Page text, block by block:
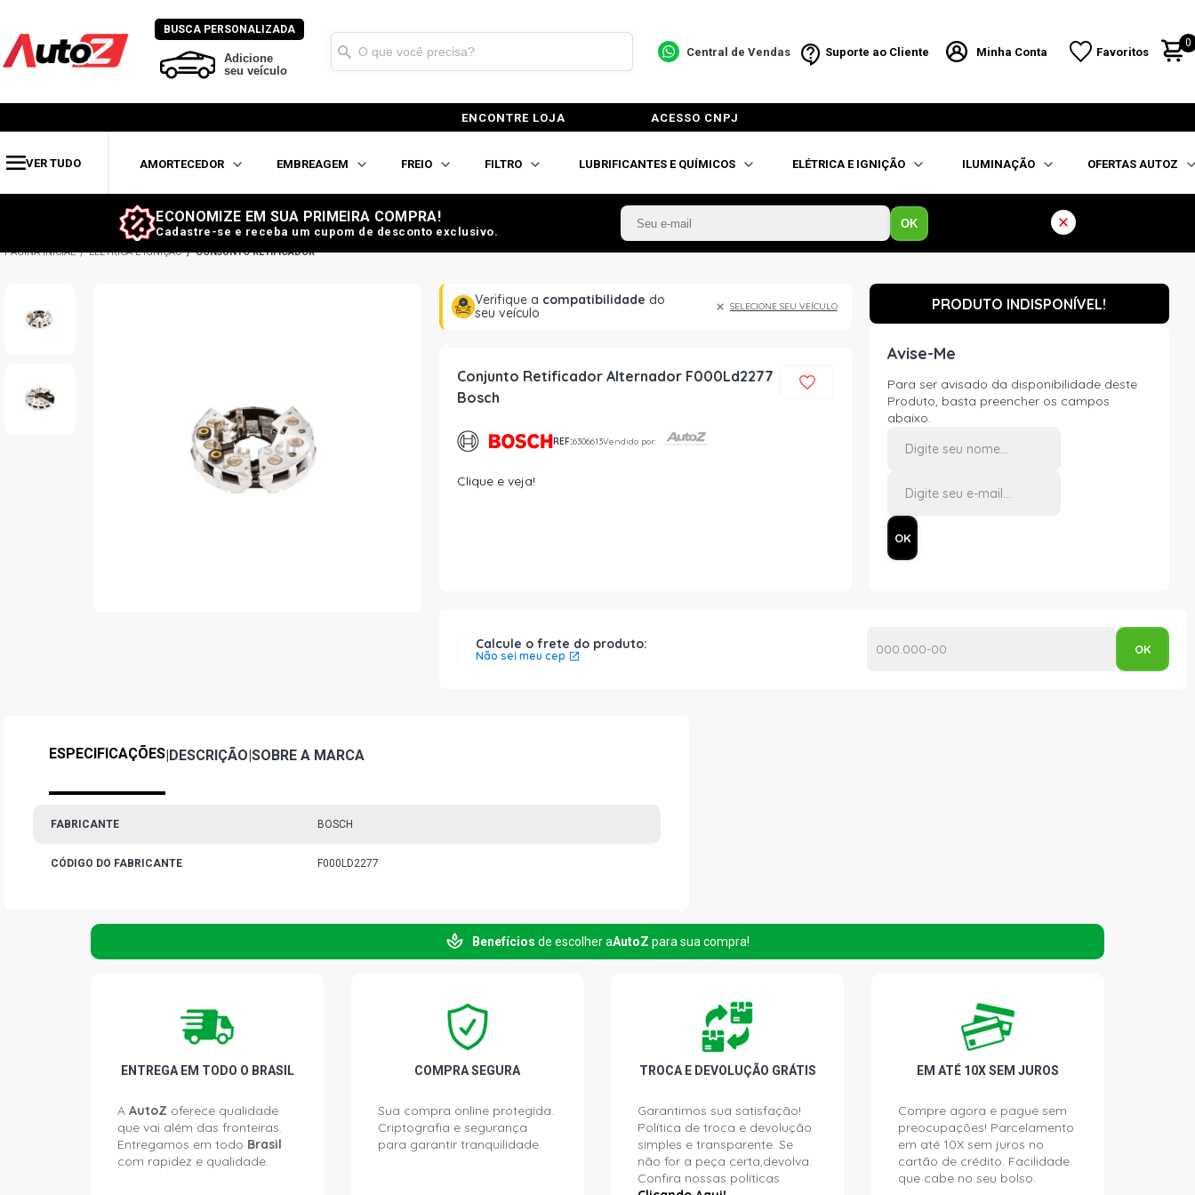
BUSCA PERSONALIZADA
Adicione
seu veículo
Central de Vendas Suporte ao Cliente Minha Conta Favoritos
0
ENCONTRE LOJA ACESSO CNPJ
VER TUDO AMORTECEDOR EMBREAGEM FREIO FILTRO LUBRIFICANTES E QUÍMICOS ELÉTRICA E IGNIÇÃO ILUMINAÇÃO OFERTAS AUTOZ
ECONOMIZE EM SUA PRIMEIRA COMPRA!
Cadastre-se e receba um cupom de desconto exclusivo.
OK
ELÉTRICA E IGNIÇÃO CONJUNTO RETIFICADOR
Verifique a compatibilidade do
seu veículo
SELECIONE SEU VEÍCULO
Conjunto Retificador Alternador F000Ld2277
Bosch
REF:6306613Vendido por:
Clique e veja!
PRODUTO INDISPONÍVEL!
Avise-Me
Para ser avisado da disponibilidade deste
Produto, basta preencher os campos
abaixo.
Calcule o frete do produto:
Não sei meu cep
ESPECIFICAÇÕES|DESCRIÇÃO|SOBRE A MARCA
FABRICANTE BOSCH
CÓDIGO DO FABRICANTE F000LD2277
Benefícios de escolher aAutoZ para sua compra!
ENTREGA EM TODO O BRASIL
A AutoZ oferece qualidade
que vai além das fronteiras.
Entregamos em todo Brasil
com rapidez e qualidade.
COMPRA SEGURA
Sua compra online protegida.
Criptografia e segurança
para garantir tranquilidade.
TROCA E DEVOLUÇÃO GRÁTIS
Garantimos sua satisfação!
Política de troca e devolução
simples e transparente. Se
não for a peça certa,devolva.
Confira nossas políticas
EM ATÉ 10X SEM JUROS
Compre agora e pague sem
preocupações! Parcelamento
em até 10X sem juros no
cartão de crédito. Facilidade
que cabe no seu bolso.